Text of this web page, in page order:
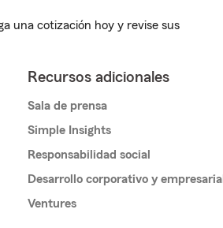
una cotización hoy y revise sus
Recursos adicionales
Sala de prensa
Simple Insights
Responsabilidad social
Desarrollo corporativo y empresarial
Ventures